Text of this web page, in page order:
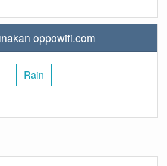
oppowifi.com
Rain